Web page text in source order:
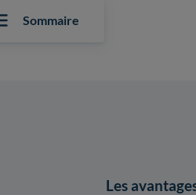
Sommaire
Les